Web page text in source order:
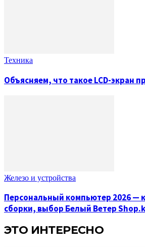
Техника
Объясняем, что такое LCD-экран
Железо и устройства
Персональный компьютер 2026 —
сборки, выбор Белый Ветер
ЭТО ИНТЕРЕСНО